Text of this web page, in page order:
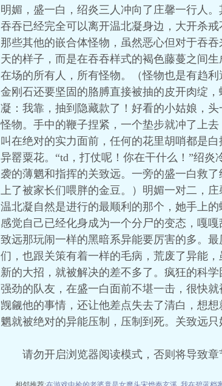
明媚，盛一白，绍炎三人冲向了庄馨一行人
吞吞已经完全可以离开温北凝身边，大开杀
那些其他的嵌合体怪物，虽然恶心但对于吞
天的样子，而是在吞吞样式的褐色藤蔓之间
在场的所有人，所有怪物。（怪物也是有趋
金刚石还要坚固的胳膊直接被抽的皮开肉绽
凝：我靠，抽到隐藏款了！好看的小姑娘，
怪物。手中的鞭子捏紧，一个垫步就冲了上
叫在绝对的实力面前，任何的花里胡哨都是
异罂粟花。“td，打仗呢！你在干什么！”绍
袭的薄魍和指挥的关致远。一旁的盛一白救
上了被家长们喂胖的金豆。）明媚一对二，
温北凝自然是进行的最顺利的那个，她手上
感觉自己已经化身成为一个分尸的变态，嘎
致远那玩闹一样的黑暗系异能要厉害的多。
们，也跟关策有着一样的毛病，荒废了异能
新的大招，就被解决的差不多了。疯狂的科
强劲的队友，在盛一白面前不堪一击，很快
觊觎他的事情，还让他差点失去了清白，想
魍就被绝对的异能压制，压制到死。关致远
请勿开启浏览器阅读模式，否则将导致章